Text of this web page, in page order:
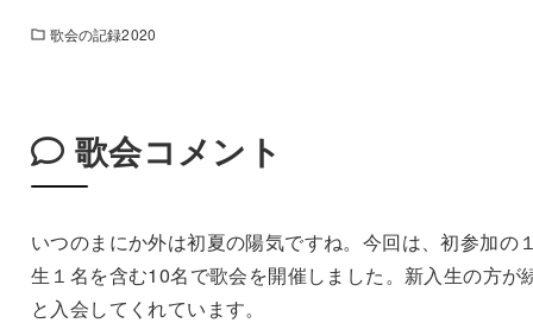
歌会の記録2020
歌会コメント
いつのまにか外は初夏の陽気ですね。今回は、初参加の
生１名を含む10名で歌会を開催しました。新入生の方が
と入会してくれています。